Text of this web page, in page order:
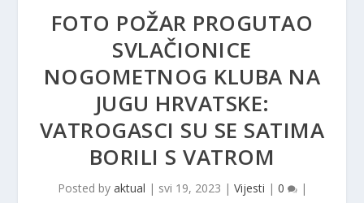
FOTO POŽAR PROGUTAO
SVLAČIONICE
NOGOMETNOG KLUBA NA
JUGU HRVATSKE:
VATROGASCI SU SE SATIMA
BORILI S VATROM
Posted by aktual | svi 19, 2023 | Vijesti | 0 |